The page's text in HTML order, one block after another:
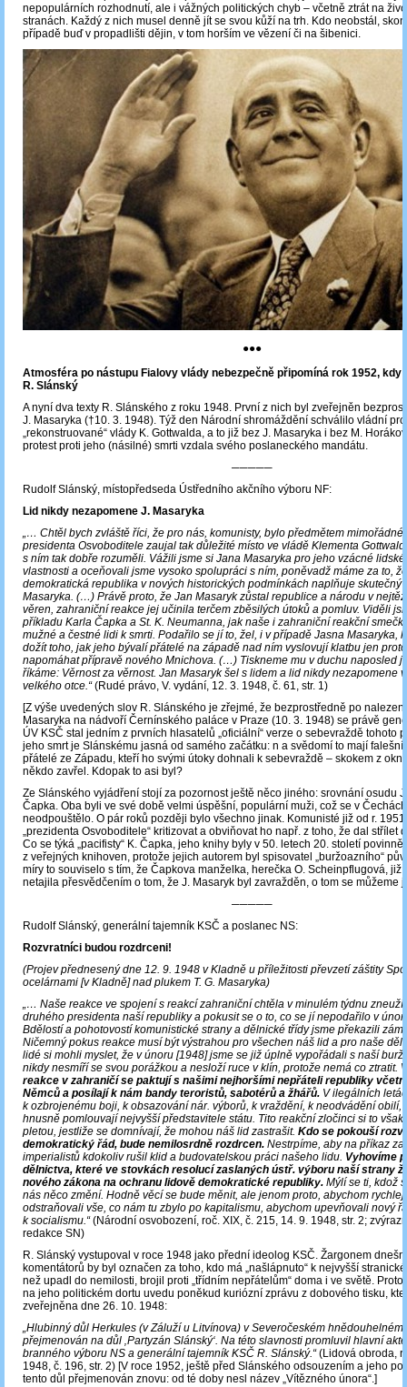
nepopulárních rozhodnutí, ale i vážných politických chyb ‒ včetně ztrát na
stranách. Každý z nich musel denně jít se svou kůží na trh. Kdo neobstál,
případě buď v propadlišti dějin, v tom horším ve vězení či na šibenici.
●●●
Atmosféra po nástupu Fialovy vlády nebezpečně připomíná rok 1952, kdy
R. Slánský
A nyní dva texty R. Slánského z roku 1948. První z nich byl zveřejněn
J. Masaryka (†10. 3. 1948). Týž den Národní shromáždění schválilo vládní
„rekonstruované“ vlády K. Gottwalda, a to již bez J. Masaryka i bez M.
protest proti jeho (násilné) smrti vzdala svého poslaneckého mandátu.
─────
Rudolf Slánský, místopředseda Ústředního akčního výboru NF:
Lid nikdy nezapomene J. Masaryka
„… Chtěl bych zvláště říci, že pro nás, komunisty, bylo předmětem mimořádné
presidenta Osvoboditele zaujal tak důležité místo ve vládě Klementa
s ním tak dobře rozuměli. Vážili jsme si Jana Masaryka pro jeho vzácné
vlastnosti a oceňovali jsme vysoko spolupráci s ním, poněvadž máme za to,
demokratická republika v nových historických podmínkách naplňuje skutečný
Masaryka. (…) Právě proto, že Jan Masaryk zůstal republice a národu v
věren, zahraniční reakce jej učinila terčem zběsilých útoků a pomluv. Viděli
příkladu Karla Čapka a St. K. Neumanna, jak naše i zahraniční reakční
mužné a čestné lidi k smrti. Podařilo se jí to, žel, i v případě Jasna Masaryka,
dožít toho, jak jeho bývalí přátelé na západě nad ním vyslovují klatbu jen
napomáhat přípravě nového Mnichova. (…) Tiskneme mu v duchu naposled
říkáme: Věrnost za věrnost. Jan Masaryk šel s lidem a lid nikdy nezapomene
velkého otce.“(Rudé právo, V. vydání, 12. 3. 1948, č. 61, str. 1)
[Z výše uvedených slov R. Slánského je zřejmé, že bezprostředně po
Masaryka na nádvoří Černínského paláce v Praze (10. 3. 1948) se právě
ÚV KSČ stal jedním z prvních hlasatelů „oficiální“ verze o sebevraždě tohoto
jeho smrt je Slánskému jasná od samého začátku: n a svědomí to mají falešní
přátelé ze Západu, kteří ho svými útoky dohnali k sebevraždě – skokem z
někdo zavřel. Kdopak to asi byl?
Ze Slánského vyjádření stojí za pozornost ještě něco jiného: srovnání osudu
Čapka. Oba byli ve své době velmi úspěšní, populární muži, což se v
neodpouštělo. O pár roků později bylo všechno jinak. Komunisté již od r.
„prezidenta Osvoboditele“ kritizovat a obviňovat ho např. z toho, že dal střílet
Co se týká „pacifisty“ K. Čapka, jeho knihy byly v 50. letech 20. století
z veřejných knihoven, protože jejich autorem byl spisovatel „buržoazního“
míry to souviselo s tím, že Čapkova manželka, herečka O. Scheinpflugová, již
netajila přesvědčením o tom, že J. Masaryk byl zavražděn, o tom se můžeme
─────
Rudolf Slánský, generální tajemník KSČ a poslanec NS:
Rozvratníci budou rozdrceni!
(Projev přednesený dne 12. 9. 1948 v Kladně u příležitosti převzetí záštity
ocelárnami [v Kladně] nad plukem T. G. Masaryka)
„… Naše reakce ve spojení s reakcí zahraniční chtěla v minulém týdnu
druhého presidenta naší republiky a pokusit se o to, co se jí nepodařilo v
Bdělostí a pohotovostí komunistické strany a dělnické třídy jsme překazili
Ničemný pokus reakce musí být výstrahou pro všechen náš lid a pro naše
lidé si mohli myslet, že v únoru [1948] jsme se již úplně vypořádali s naší
nikdy nesmíří se svou porážkou a nesloží ruce v klín, protože nemá co ztratit.
reakce v zahraničí se paktují s našimi nejhoršími nepřáteli republiky
Němců a posílají k nám bandy teroristů, sabotérů a žhářů. V ilegálních
k ozbrojenému boji, k obsazování nár. výborů, k vraždění, k neodvádění obilí,
hnusně pomlouvají nejvyšší představitele státu. Tito reakční zločinci si to však
pletou, jestliže se domnívají, že mohou náš lid zastrašit. Kdo se pokouší
demokratický řád, bude nemilosrdně rozdrcen. Nestrpíme, aby na příkaz
imperialistů kdokoliv rušil klid a budovatelskou práci našeho lidu. Vyhovíme
dělnictva, které ve stovkách resolucí zaslaných ústř. výboru naší strany
nového zákona na ochranu lidově demokratické republiky. Mýlí se ti, kdož
nás něco změní. Hodně věcí se bude měnit, ale jenom proto, abychom
odstraňovali vše, co nám tu zbylo po kapitalismu, abychom upevňovali nový
k socialismu.“(Národní osvobození, roč. XIX, č. 215, 14. 9. 1948, str. 2;
redakce SN)
R. Slánský vystupoval v roce 1948 jako přední ideolog KSČ. Žargonem
komentátorů by byl označen za toho, kdo má „našlápnuto“ k nejvyšší
než upadl do nemilosti, brojil proti „třídním nepřátelům“ doma i ve světě. Proto
na jeho politickém dortu uvedu poněkud kuriózní zprávu z dobového tisku,
zveřejněna dne 26. 10. 1948:
„Hlubinný důl Herkules (v Záluží u Litvínova) v Severočeském hnědouhelném
přejmenován na důl ‚Partyzán Slánský‘. Na této slavnosti promluvil hlavní
branného výboru NS a generální tajemník KSČ R. Slánský.“(Lidová obroda,
1948, č. 196, str. 2) [V roce 1952, ještě před Slánského odsouzením a jeho
tento důl přejmenován znovu: od té doby nesl název „Vítězného února“.]